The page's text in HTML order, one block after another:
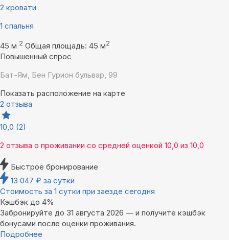
2 кровати
1 спальня
45 м 2 Общая площадь: 45 м2
Повышенный спрос
Бат-Ям, Бен Гурион бульвар, 99
Показать расположение на карте
2 отзыва
10,0 (2)
2 отзыва о проживании со средней оценкой 10,0 из 10,0
Быстрое бронирование
13 047 ₽ за сутки
Стоимость за 1 сутки при заезде сегодня
Кэшбэк до 4%
Забронируйте до 31 августа 2026 — и получите кэшбэк
бонусами после оценки проживания.
Подробнее